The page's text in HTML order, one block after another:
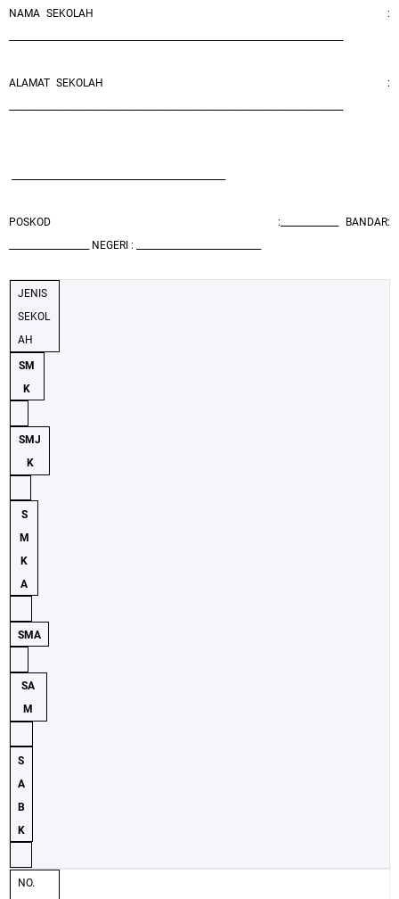
NAMA SEKOLAH
:
ALAMAT SEKOLAH
:
POSKOD :_____________
BANDAR:
__________________ NEGERI : ____________________________
JENIS
SEKOL
AH
SM
K
SMJ
K
S
M
K
A
SMA
SA
M
S
A
B
K
NO.